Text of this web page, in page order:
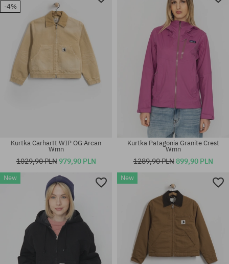
Dostępne rozmiary:
XS; S; M; L
Dostępne rozmiary:
Dostępne rozmiary:
Dostępne rozmiary:
-4%
Kurtka Carhartt WIP OG Arcan
Wmn
1029,90 PLN979,90 PLN
Kurtka Patagonia Granite Crest
Wmn
1289,90 PLN899,90 PLN
New New